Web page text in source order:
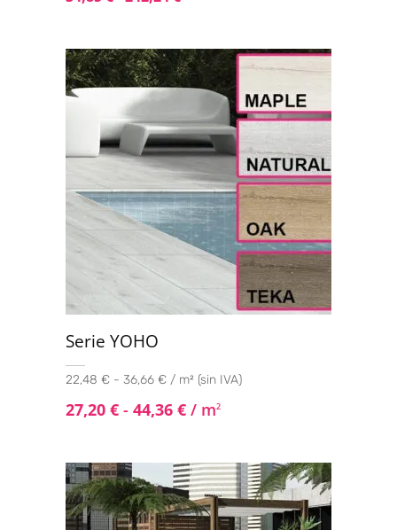
Serie YOHO
22,48 € - 36,66 € / m² (sin IVA)
27,20 € - 44,36 € / m2